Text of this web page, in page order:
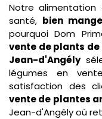
Notre
santé, bien
pourquoi Dom
vente de plants
Jean-d'Angély
légumes en
satisfaction des
vente de plantes
Jean-d'Angély où